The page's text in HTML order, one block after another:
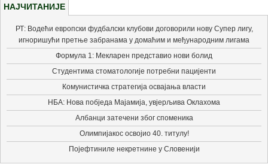
НАЈЧИТАНИЈЕ
РТ: Водећи европски фудбалски клубови договорили нову Супер лигу,
игноришући претње забранама у домаћим и међународним лигама
Формула 1: Мекларен представио нови болид
Студентима стоматологије потребни пацијенти
Комунистичка стратегија освајања власти
НБА: Нова побједа Мајамија, увјерљива Оклахома
Албанци затечени због споменика
Олимпијакос освојио 40. титулу!
Појефтиниле некретнине у Словенији